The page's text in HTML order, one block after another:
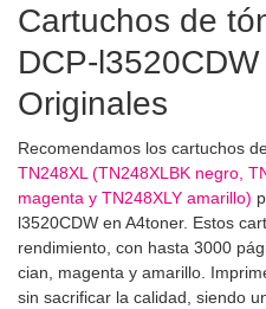
Cartuchos de
DCP-
Originales
Recomendamos los cartuchos
TN248XL (TN248XLBK negro,
magenta y TN248XLY amarillo)
l3520CDW en A4toner. Estos
rendimiento, con hasta 3000
cian, magenta y amarillo.
sin sacrificar la calidad, siendo